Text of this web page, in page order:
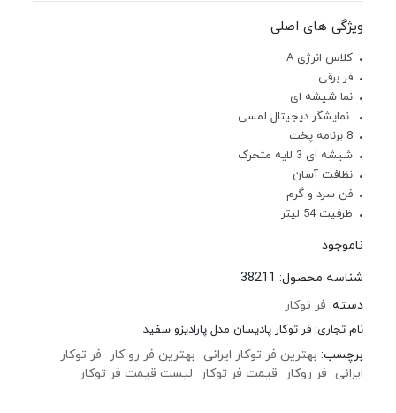
ویژگی های اصلی
کلاس انرژی A
فر برقی
نما شیشه ای
نمایشگر دیجیتال لمسی
8 برنامه پخت
شیشه ای 3 لایه متحرک
نظافت آسان
فن سرد و گرم
ظرفیت 54 لیتر
ناموجود
شناسه محصول: 38211
دسته: فر توکار
نام تجاری: فر توکار پادیسان مدل پارادیزو سفید
برچسب: بهترین فر توکار ایرانی بهترین فر رو کار
فر توکار
ایرانی فر روکار قیمت فر توکار لیست قیمت فر توکار